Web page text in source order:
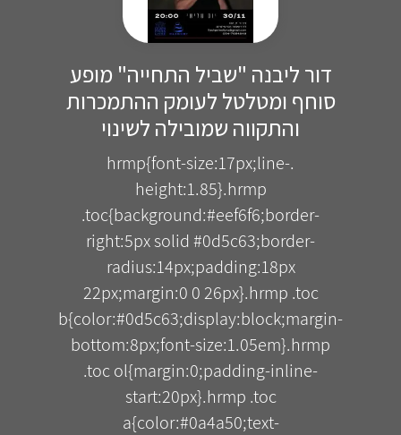
דור ליבנה "שביל התחייה" מופע
סוחף ומטלטל לעומק ההתמכרות
והתקווה שמובילה לשינוי
.hrmp{font-size:17px;line-
height:1.85}.hrmp
.toc{background:#eef6f6;border-
right:5px solid #0d5c63;border-
radius:14px;padding:18px
22px;margin:0 0 26px}.hrmp .toc
b{color:#0d5c63;display:block;margin-
bottom:8px;font-size:1.05em}.hrmp
.toc ol{margin:0;padding-inline-
start:20px}.hrmp .toc
a{color:#0a4a50;text-